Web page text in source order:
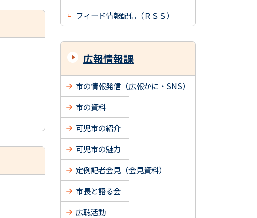
フィード情報配信（ＲＳＳ）
広報情報課
市の情報発信（広報かに・SNS）
市の資料
可児市の紹介
可児市の魅力
定例記者会見（会見資料）
市長と語る会
広聴活動